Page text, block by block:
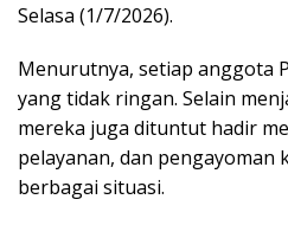
Selasa (1/7/2026).
Menurutnya, setiap anggota
yang tidak ringan. Selain
mereka juga dituntut hadir
pelayanan, dan pengayoman
berbagai situasi.